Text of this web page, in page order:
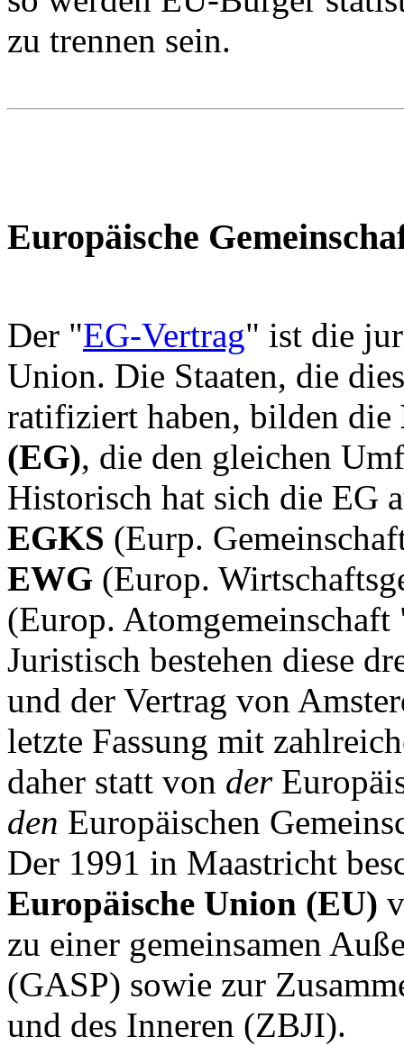
zu trennen sein.
Europäische
Der "EG-Vertrag" ist die
Union. Die Staaten, die
ratifiziert haben, bilden die
(EG), die den gleichen
Historisch hat sich die EG
EGKS (Eurp.
EWG (Europ.
(Europ.
Juristisch bestehen diese
und der Vertrag von
letzte Fassung mit
daher statt von der
den Europäischen
Der 1991 in Maastricht
Europäische Union (EU)
zu einer gemeinsamen
(GASP) sowie zur
und des Inneren (ZBJI).